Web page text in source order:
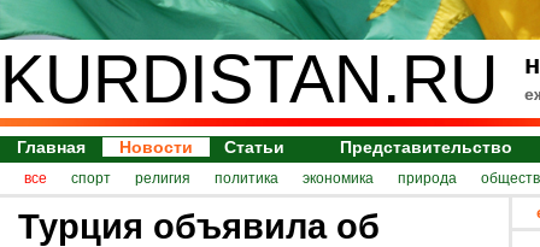
KURDISTAN.RU
Главная Новости Статьи Представительство
все спорт религия политика экономика природа
Турция объявила об